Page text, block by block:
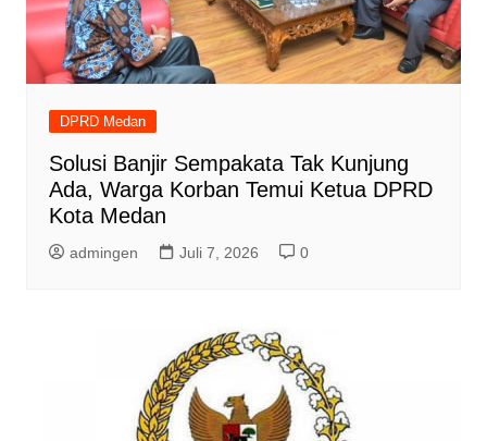
DPRD Medan
Solusi Banjir Sempakata Tak Kunjung
Ada, Warga Korban Temui Ketua DPRD
Kota Medan
admingen Juli 7, 2026 0